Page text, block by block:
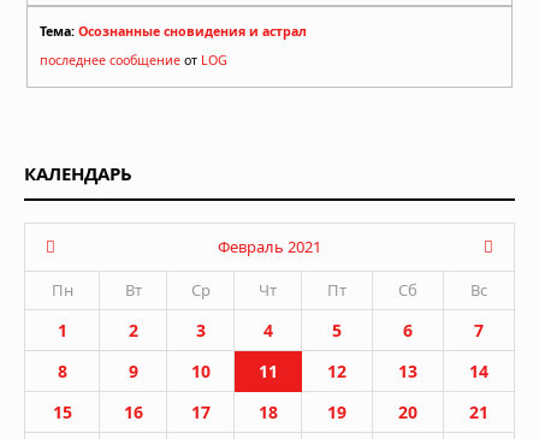
Тема: Осознанные сновидения и астрал
последнее сообщение от LOG
КАЛЕНДАРЬ
Февраль 2021
Пн
Вт Ср Чт Пт Сб Вс
1 2 3 4 5 6
7
8
9 10 11 12 13
14
15
16 17 18 19 20
21